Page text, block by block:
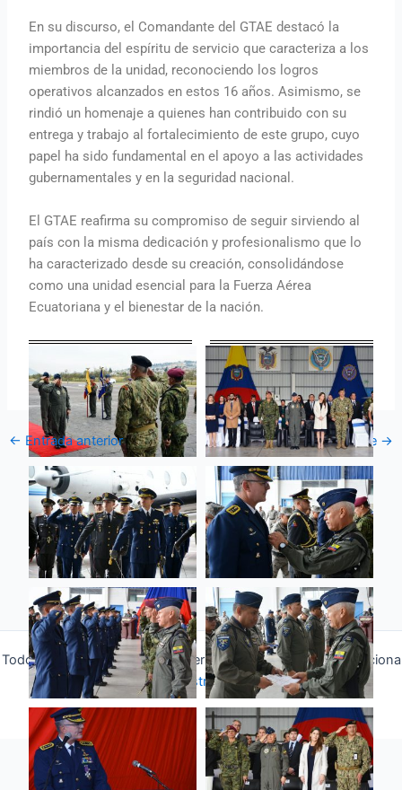
En su discurso, el Comandante del GTAE destacó la
importancia del espíritu de servicio que caracteriza a los
miembros de la unidad, reconociendo los logros
operativos alcanzados en estos 16 años. Asimismo, se
rindió un homenaje a quienes han contribuido con su
entrega y trabajo al fortalecimiento de este grupo, cuyo
papel ha sido fundamental en el apoyo a las actividades
gubernamentales y en la seguridad nacional.
El GTAE reafirma su compromiso de seguir sirviendo al
país con la misma dedicación y profesionalismo que lo
ha caracterizado desde su creación, consolidándose
como una unidad esencial para la Fuerza Aérea
Ecuatoriana y el bienestar de la nación.
← Entrada anterior Entrada siguiente →
Todos los derechos © 2026 Fuerza Aérea Ecuatoriana | Funciona
gracias aTema Astra para WordPress